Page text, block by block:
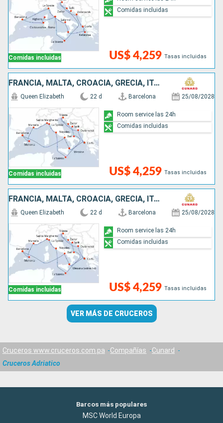
Comidas incluidas US$ 4,259 Tasas incluidas
Comidas incluidas
FRANCIA, MALTA, CROACIA, GRECIA, ITALIA, ESPAÑA
Comidas incluidas
Queen Elizabeth 22 d Barcelona 25/08/2028
US$ 4,259 Tasas incluidas
Room service las 24h
Comidas incluidas
FRANCIA, MALTA, CROACIA, GRECIA, ITALIA, ESPAÑA
Comidas incluidas
Queen Elizabeth 22 d Barcelona 25/08/2028
US$ 4,259 Tasas incluidas
Room service las 24h
Comidas incluidas
VER MÁS DE CRUCEROS
Cruceros www.cruceros.com.pa Compañías
Cunard
Cruceros Adriatico
Barcos más populares
MSC World Europa